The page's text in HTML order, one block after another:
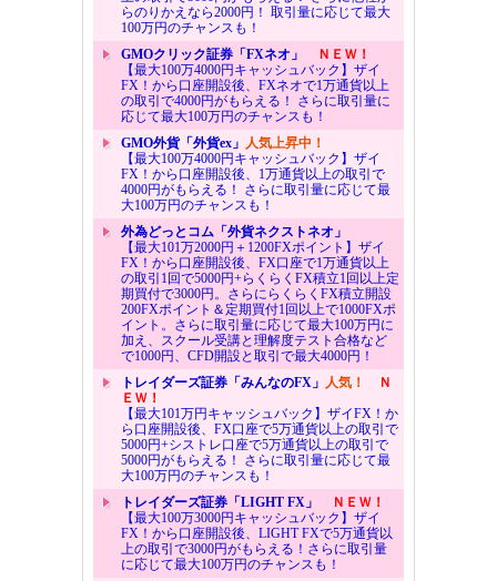
らのりかえなら2000円！ 取引量に応じて最大
100万円のチャンスも！
GMOクリック証券「FXネオ」
ＮＥＷ！
【最大100万4000円キャッシュバック】ザイ
FX！から口座開設後、FXネオで1万通貨以上
の取引で4000円がもらえる！ さらに取引量に
応じて最大100万円のチャンスも！
GMO外貨「外貨ex」 人気上昇中！
【最大100万4000円キャッシュバック】ザイ
FX！から口座開設後、1万通貨以上の取引で
4000円がもらえる！ さらに取引量に応じて最
大100万円のチャンスも！
外為どっとコム「外貨ネクストネオ」
【最大101万2000円＋1200FXポイント】ザイ
FX！から口座開設後、FX口座で1万通貨以上
の取引1回で5000円+らくらくFX積立1回以上定
期買付で3000円。さらにらくらくFX積立開設
200FXポイント＆定期買付1回以上で1000FXポ
イント。さらに取引量に応じて最大100万円に
加え、スクール受講と理解度テスト合格など
で1000円、CFD開設と取引で最大4000円！
トレイダーズ証券「みんなのFX」 人気！
Ｎ
ＥＷ！
【最大101万円キャッシュバック】ザイFX！か
ら口座開設後、FX口座で5万通貨以上の取引で
5000円+シストレ口座で5万通貨以上の取引で
5000円がもらえる！ さらに取引量に応じて最
大100万円のチャンスも！
トレイダーズ証券「LIGHT FX」
ＮＥＷ！
【最大100万3000円キャッシュバック】ザイ
FX！から口座開設後、LIGHT FXで5万通貨以
上の取引で3000円がもらえる！さらに取引量
に応じて最大100万円のチャンスも！